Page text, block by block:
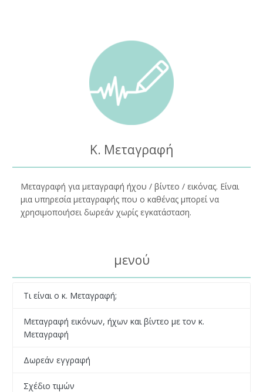
Κ. Μεταγραφή
Μεταγραφή για μεταγραφή ήχου / βίντεο / εικόνας. Είναι
μια υπηρεσία μεταγραφής που ο καθένας μπορεί να
χρησιμοποιήσει δωρεάν χωρίς εγκατάσταση.
μενού
Τι είναι ο κ. Μεταγραφή;
Μεταγραφή εικόνων, ήχων και βίντεο με τον κ.
Μεταγραφή
Δωρεάν εγγραφή
Σχέδιο τιμών